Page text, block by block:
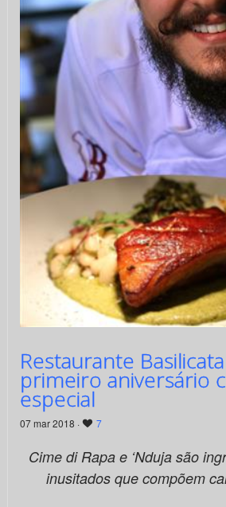
Restaurante
primeiro aniversário
especial
07 mar 2018 · 7
Cime di Rapa e ‘Nduja são
inusitados que compõem